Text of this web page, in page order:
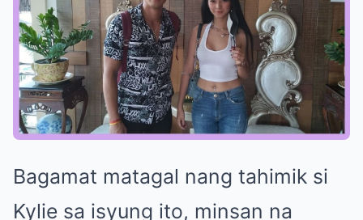
Bagamat matagal nang tahimik si
Kylie sa isyung ito, minsan na